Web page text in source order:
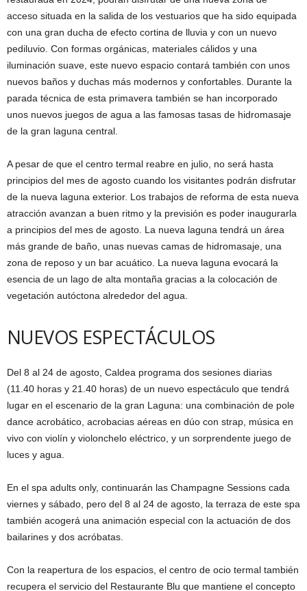
acceso situada en la salida de los vestuarios que ha sido equipada
con una gran ducha de efecto cortina de lluvia y con un nuevo
pediluvio. Con formas orgánicas, materiales cálidos y una
iluminación suave, este nuevo espacio contará también con unos
nuevos baños y duchas más modernos y confortables. Durante la
parada técnica de esta primavera también se han incorporado
unos nuevos juegos de agua a las famosas tasas de hidromasaje
de la gran laguna central.
A pesar de que el centro termal reabre en julio, no será hasta
principios del mes de agosto cuando los visitantes podrán disfrutar
de la nueva laguna exterior. Los trabajos de reforma de esta nueva
atracción avanzan a buen ritmo y la previsión es poder inaugurarla
a principios del mes de agosto. La nueva laguna tendrá un área
más grande de baño, unas nuevas camas de hidromasaje, una
zona de reposo y un bar acuático. La nueva laguna evocará la
esencia de un lago de alta montaña gracias a la colocación de
vegetación autóctona alrededor del agua.
NUEVOS ESPECTÁCULOS
Del 8 al 24 de agosto, Caldea programa dos sesiones diarias
(11.40 horas y 21.40 horas) de un nuevo espectáculo que tendrá
lugar en el escenario de la gran Laguna: una combinación de pole
dance acrobático, acrobacias aéreas en dúo con strap, música en
vivo con violín y violonchelo eléctrico, y un sorprendente juego de
luces y agua.
En el spa adults only, continuarán las Champagne Sessions cada
viernes y sábado, pero del 8 al 24 de agosto, la terraza de este spa
también acogerá una animación especial con la actuación de dos
bailarines y dos acróbatas.
Con la reapertura de los espacios, el centro de ocio termal también
recupera el servicio del Restaurante Blu que mantiene el concepto